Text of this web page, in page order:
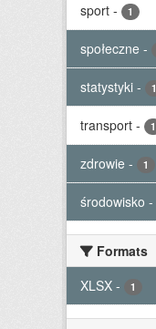
sport - 1
społeczne -
statystyki - 1
transport - 1
zdrowie - 1
środowisko -
Formats
XLSX - 1